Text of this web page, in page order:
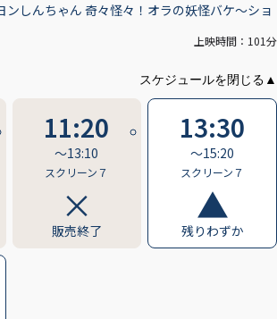
ンしんちゃん 奇々怪々！オラの妖怪バケ～ショ
上映時間：101分
11:20
〜13:10
スクリーン７
販売終了
13:30
〜15:20
スクリーン７
残りわずか